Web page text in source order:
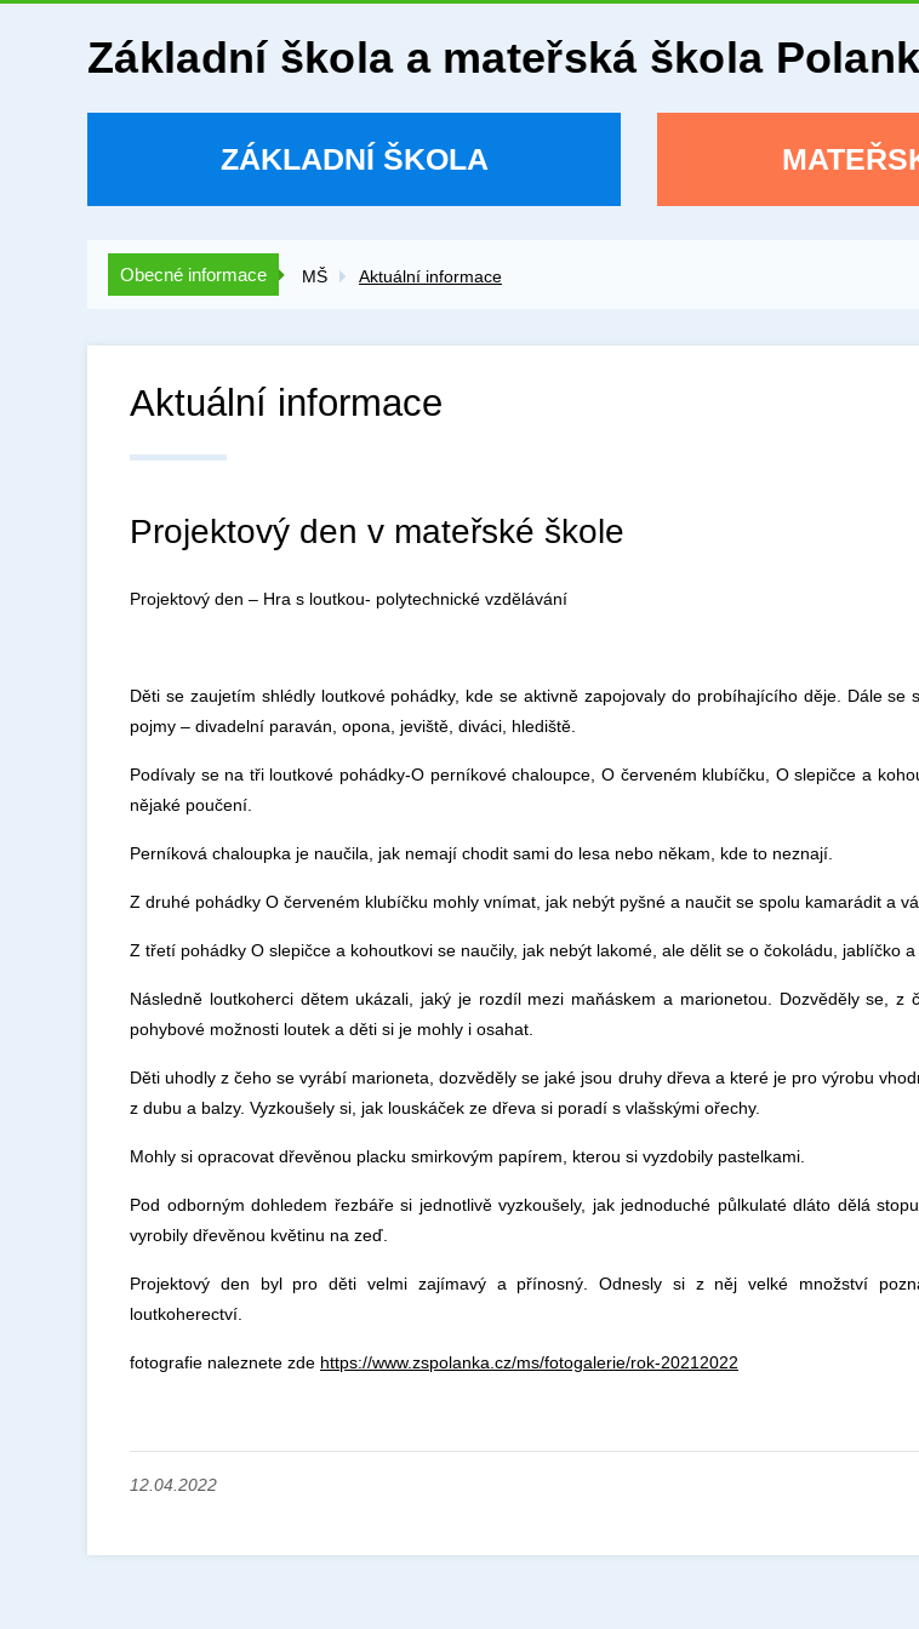
Základní škola a mateřská škola
ZÁKLADNÍ ŠKOLA
Obecné informace MŠ Aktuální informace
Aktuální informace
Projektový den v mateřské škole
Projektový den – Hra s loutkou- polytechnické vzdělávání
Děti se zaujetím shlédly loutkové pohádky, kde se aktivně zapojovaly do probíhajícího děje. Dále se
pojmy – divadelní paraván, opona, jeviště, diváci, hlediště.
Podívaly se na tři loutkové pohádky-O perníkové chaloupce, O červeném klubíčku, O slepičce a
nějaké poučení.
Perníková chaloupka je naučila, jak nemají chodit sami do lesa nebo někam, kde to neznají.
Z druhé pohádky O červeném klubíčku mohly vnímat, jak nebýt pyšné a naučit se spolu kamarádit a
Z třetí pohádky O slepičce a kohoutkovi se naučily, jak nebýt lakomé, ale dělit se o čokoládu, jablíčko a
Následně loutkoherci dětem ukázali, jaký je rozdíl mezi maňáskem a marionetou. Dozvěděly se, z
pohybové možnosti loutek a děti si je mohly i osahat.
Děti uhodly z čeho se vyrábí marioneta, dozvěděly se jaké jsou druhy dřeva a které je pro výrobu
z dubu a balzy. Vyzkoušely si, jak louskáček ze dřeva si poradí s vlašskými ořechy.
Mohly si opracovat dřevěnou placku smirkovým papírem, kterou si vyzdobily pastelkami.
Pod odborným dohledem řezbáře si jednotlivě vyzkoušely, jak jednoduché půlkulaté dláto dělá
vyrobily dřevěnou květinu na zeď.
Projektový den byl pro děti velmi zajímavý a přínosný. Odnesly si z něj velké množství
loutkoherectví.
fotografie naleznete zde https://www.zspolanka.cz/ms/fotogalerie/rok-20212022
12.04.2022